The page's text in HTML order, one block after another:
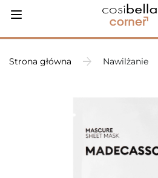
Strona główna Nawilżanie